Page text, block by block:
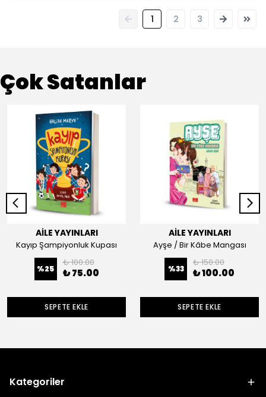
1 2 3
Çok Satanlar
AİLE YAYINLARI
Kayıp Şampiyonluk Kupası
%25
₺ 100.00
₺ 75.00
SEPETE EKLE
AİLE YAYINLARI
Ayşe / Bir Kâbe Mangası
%33
₺ 150.00
₺ 100.00
SEPETE EKLE
Kategoriler